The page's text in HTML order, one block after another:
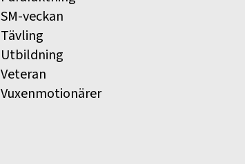
SM-veckan
Tävling
Utbildning
Veteran
Vuxenmotionärer